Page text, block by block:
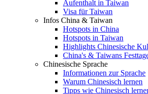
Aufenthalt in Taiwan
Visa für Taiwan
Infos China & Taiwan
Hotspots in China
Hotspots in Taiwan
Highlights Chinesische
China's & Taiwans
Chinesische Sprache
Informationen zur Sprache
Warum Chinesisch lernen
Tipps wie Chinesisch